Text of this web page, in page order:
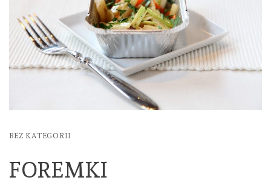
BEZ KATEGORII
FOREMKI